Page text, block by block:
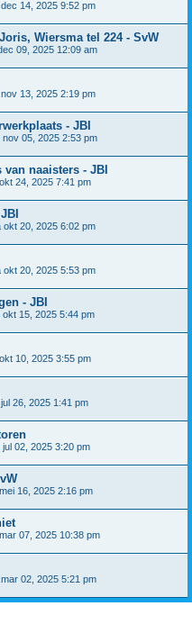
14, 2025 9:52 pm
Wiersma tel 224 - SvW
09, 2025 12:09 am
13, 2025 2:19 pm
- JBI
nov 05, 2025 2:53 pm
naaisters - JBI
24, 2025 7:41 pm
okt 20, 2025 6:02 pm
okt 20, 2025 5:53 pm
- JBI
okt 15, 2025 5:44 pm
10, 2025 3:55 pm
26, 2025 1:41 pm
jul 02, 2025 3:20 pm
16, 2025 2:16 pm
07, 2025 10:38 pm
02, 2025 5:21 pm